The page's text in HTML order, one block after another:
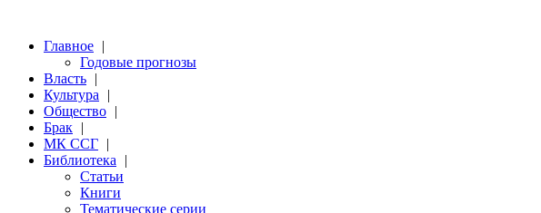
Главное |
Годовые прогнозы
Власть |
Культура
|
Общество |
Брак |
МК ССГ |
Библиотека
|
Статьи
Книги
Тематические серии